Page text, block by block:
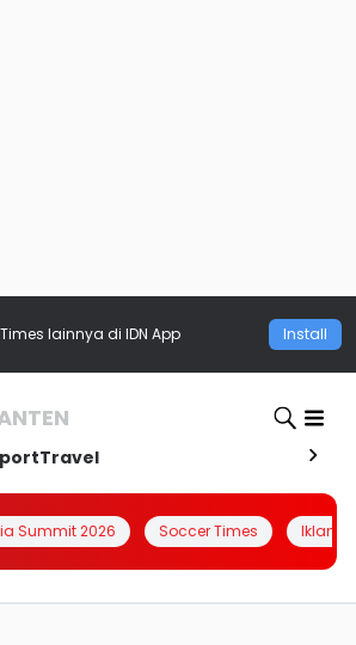
lainnya di IDN App Install
Travel
Summit 2026 Soccer Times Iklanin